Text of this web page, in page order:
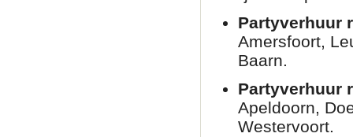
Partyverhuur
Amersfoort,
Baarn.
Partyverhuur
Apeldoorn,
Westervoort.